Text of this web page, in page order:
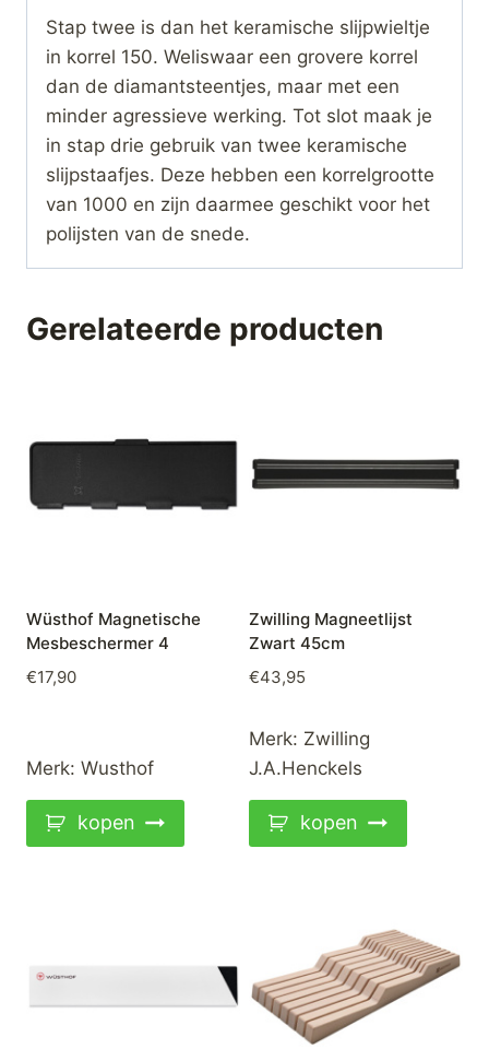
Stap twee is dan het keramische slijpwieltje
in korrel 150. Weliswaar een grovere korrel
dan de diamantsteentjes, maar met een
minder agressieve werking. Tot slot maak je
in stap drie gebruik van twee keramische
slijpstaafjes. Deze hebben een korrelgrootte
van 1000 en zijn daarmee geschikt voor het
polijsten van de snede.
Gerelateerde producten
Wüsthof Magnetische
Mesbeschermer 4
€17,90
Merk: Wusthof
kopen
Zwilling Magneetlijst
Zwart 45cm
€43,95
Merk: Zwilling
J.A.Henckels
kopen